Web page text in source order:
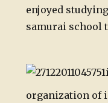
enjoyed
samurai school
organization of